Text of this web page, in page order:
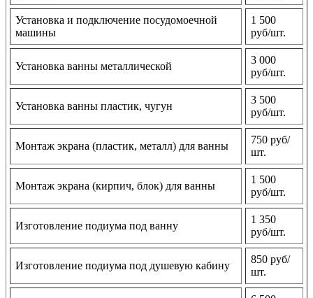
Установка и подключение посудомоечной
машины
1 500
руб/шт.
Установка ванны металлической
3 000
руб/шт.
Установка ванны пластик, чугун
3 500
руб/шт.
Монтаж экрана (пластик, металл) для ванны
750 руб/
шт.
Монтаж экрана (кирпич, блок) для ванны
1 500
руб/шт.
Изготовление подиума под ванну
1 350
руб/шт.
Изготовление подиума под душевую кабину
850 руб/
шт.